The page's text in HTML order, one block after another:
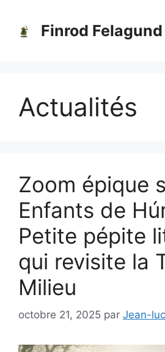
contenu
Finrod Felagund
Actualités
Zoom épique
Enfants de
Petite pépite
qui revisite la
Milieu
octobre 21, 2025 par Jean-